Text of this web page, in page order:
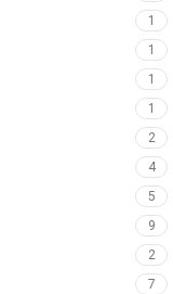
1
1
1
1
2
4
5
9
2
7